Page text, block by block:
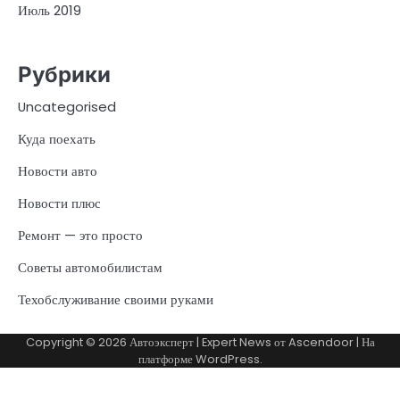
Июль 2019
Рубрики
Uncategorised
Куда поехать
Новости авто
Новости плюс
Ремонт — это просто
Советы автомобилистам
Техобслуживание своими руками
Copyright © 2026 Автоэксперт| Expert News отAscendoor| На
платформеWordPress.